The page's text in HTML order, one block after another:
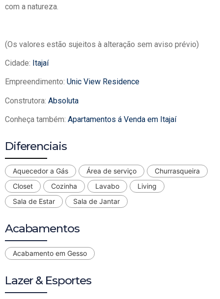
com a natureza.
(Os valores estão sujeitos à alteração sem aviso prévio)
Cidade: Itajaí
Empreendimento: Unic View Residence
Construtora: Absoluta
Conheça também: Apartamentos á Venda em Itajaí
Diferenciais
Aquecedor a Gás Área de serviço
Churrasqueira
Closet
Cozinha Lavabo
Living
Sala de Estar
Sala de Jantar
Acabamentos
Acabamento em Gesso
Lazer & Esportes